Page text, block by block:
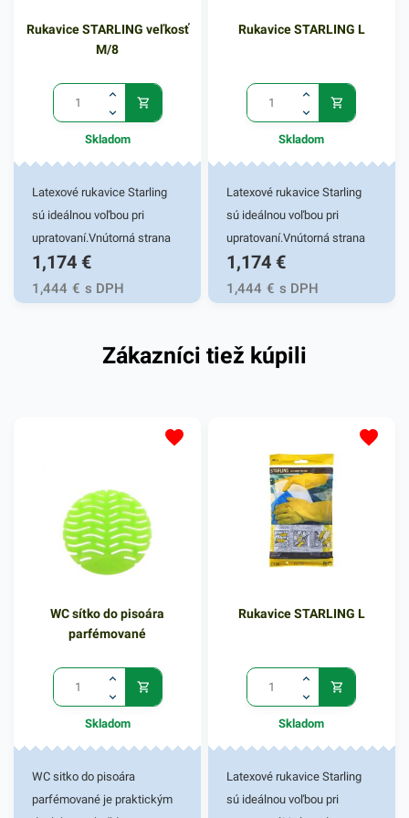
Rukavice STARLING veľkosť
M/8
Skladom
Latexové rukavice Starling
sú ideálnou voľbou pri
upratovaní.Vnútorná strana
dlane a prstov má špeciálnu
protišmykovú úpravu, čo
zaručí mať veci pevne v
uľahčuje nasadenie.
1,174 €
1,444 € s DPH
Rukavice STARLING L
Skladom
Latexové rukavice Starling
sú ideálnou voľbou pri
upratovaní.Vnútorná strana
dlane a prstov má špeciálnu
protišmykovú úpravu, čo
zaručí mať veci pevne v
uľahčuje nasadenie.
prostriedkami. Balené v páre
- žltej farby.
1,174 €
1,444 € s DPH
Zákazníci tiež kúpili
WC sítko do pisoára
parfémované
Skladom
WC sitko do pisoára
parfémované je praktickým
Rukavice STARLING L
Skladom
Latexové rukavice Starling
sú ideálnou voľbou pri